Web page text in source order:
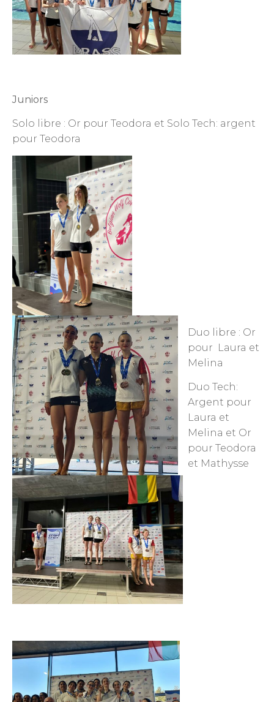
Juniors
Solo libre : Or pour Teodora et Solo Tech: argent
pour Teodora
Duo libre : Or
pour Laura et
Melina
Duo Tech:
Argent pour
Laura et
Melina et Or
pour Teodora
et Mathysse